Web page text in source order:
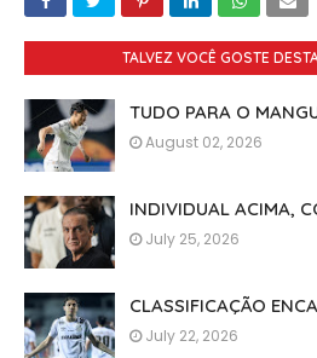
TALVEZ VOCÊ GOSTE
TUDO PARA O
August 02, 2026
INDIVIDUAL ACIMA,
July 25, 2026
CLASSIFICAÇÃO
July 22, 2026